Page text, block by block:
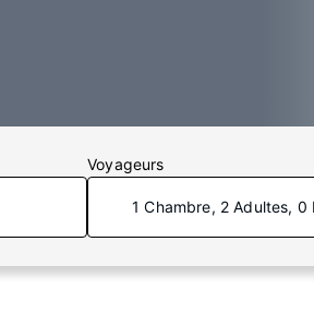
Voyageurs
1 Chambre, 2 Adultes, 0